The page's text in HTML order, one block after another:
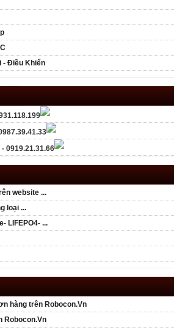
- Điều Khiển
- 0919.21.31.66
website ...
loại ...
LIFEPO4- ...
hàng trên Robocon.Vn
Robocon.Vn